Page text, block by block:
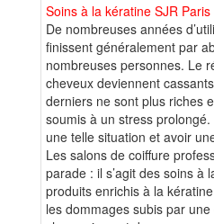
Soins à la kératine SJR Paris
De nombreuses années
finissent généralement par
nombreuses personnes. Le
cheveux deviennent
derniers ne sont plus riches
soumis à un stress
une telle situation et avoir
Les salons de coiffure
parade : il s’agit des soins à
produits enrichis à la
les dommages subis par